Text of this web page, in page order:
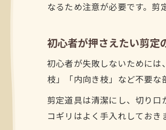
なるため注意が必要です。剪
初心者が押さえたい剪定
初心者が失敗しないために
枝」「内向き枝」など不要な
剪定道具は清潔にし、切り
コギリはよく手入れしてお